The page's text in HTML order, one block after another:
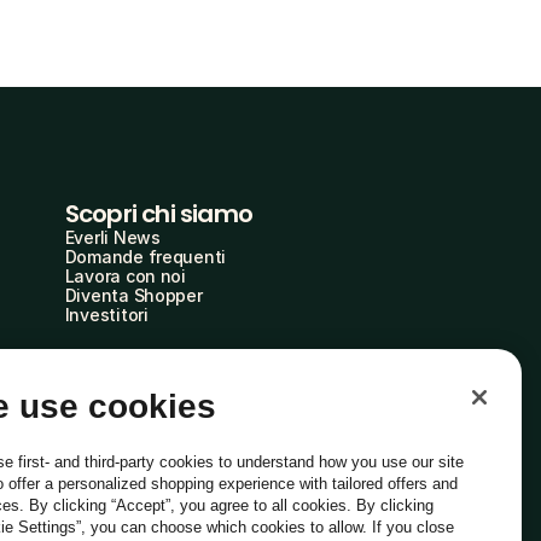
Scopri chi siamo
Everli News
Domande frequenti
Lavora con noi
Diventa Shopper
Investitori
use cookies
first- and third-party cookies to understand how you use our site
offer a personalized shopping experience with tailored offers and
By clicking “Accept”, you agree to all cookies. By clicking
Settings”, you can choose which cookies to allow. If you close